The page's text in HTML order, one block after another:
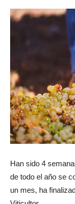
Han sido 4
de todo el año se
un mes, ha